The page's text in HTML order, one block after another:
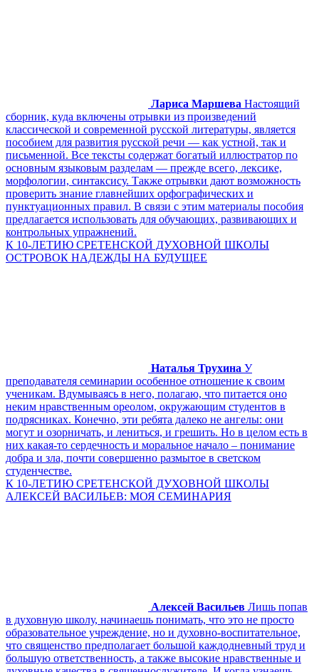
Лариса Маршева Настоящий
сборник, куда включены отрывки из произведений
классической и современной русской литературы, является
пособием для развития русской речи — как устной, так и
письменной. Все тексты содержат богатый иллюстратор по
основным языковым разделам — прежде всего, лексике,
морфологии, синтаксису. Также отрывки дают возможность
проверить знание главнейших орфографических и
пунктуационных правил. В связи с этим материалы пособия
предлагается использовать для обучающих, развивающих и
контрольных упражнений.
К 10-ЛЕТИЮ СРЕТЕНСКОЙ ДУХОВНОЙ ШКОЛЫ
ОСТРОВОК НАДЕЖДЫ НА БУДУЩЕЕ
Наталья Трухина У
преподавателя семинарии особенное отношение к своим
ученикам. Вдумываясь в него, полагаю, что питается оно
неким нравственным ореолом, окружающим студентов в
подрясниках. Конечно, эти ребята далеко не ангелы: они
могут и озорничать, и лениться, и грешить. Но в целом есть в
них какая-то сердечность и моральное начало – понимание
добра и зла, почти совершенно размытое в светском
студенчестве.
К 10-ЛЕТИЮ СРЕТЕНСКОЙ ДУХОВНОЙ ШКОЛЫ
АЛЕКСЕЙ ВАСИЛЬЕВ: МОЯ СЕМИНАРИЯ
Алексей Васильев Лишь попав
в духовную школу, начинаешь понимать, что это не просто
образовательное учреждение, но и духовно-воспитательное,
что священство предполагает большой каждодневный труд и
большую ответственность, а также высокие нравственные и